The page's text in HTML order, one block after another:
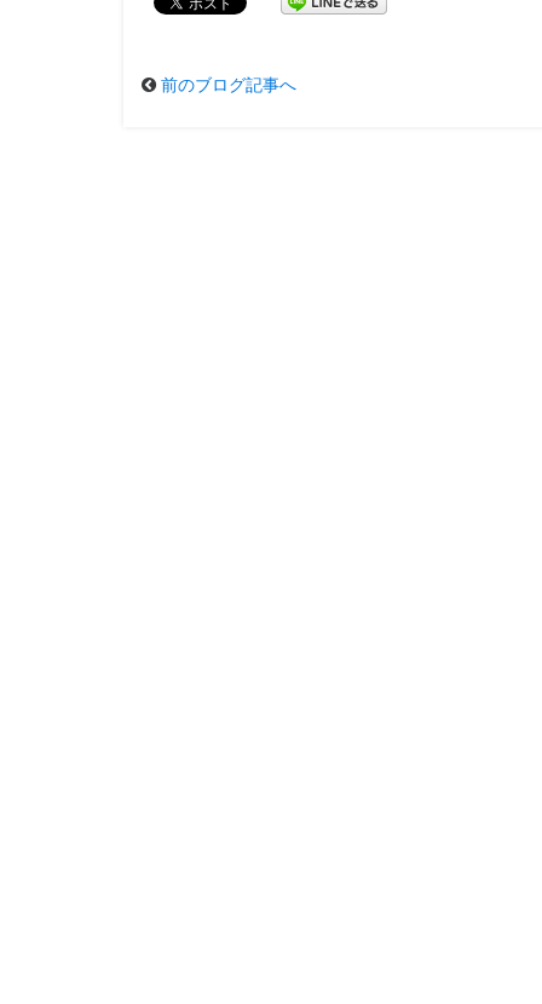
前のブログ記事へ